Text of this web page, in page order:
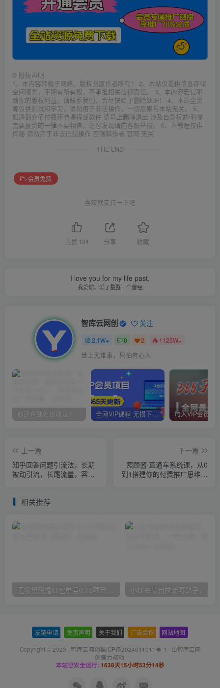
© 版权声明
1、本内容转载于网络，版权归原作者所有！ 2、本站仅提供信息存储
空间服务，不拥有所有权，不承担相关法律责任。 3、本内容若侵犯
到你的版权利益，请联系我们，会尽快给予删除处理！ 4、本站全资
源仅供测试和学习，请勿用于非法操作，一切后果与本站无关。 5、
如遇到充值付费环节课程或软件 请马上删除退出 涉及自身权益/利益
需要投资的一律不要相信，访客发现请向客服举报。 6、本教程仅供
揭秘 请勿用于非法违规操作 否则和作者 官网 无关
THE END
会员免费
喜欢就支持一下吧
点赞 124 分享 收藏
I love you for my life past.
我爱你，爱了整整一个曾经
智库云网创 关注
2.1W+ 0 2 1125W+
世上无难事，只怕有心人
你还在到处找项目？还在当韭菜？我靠卖项目一个月收入5万+，曾经我也是个失败者。 全网VIP课程 无损下载~
上一篇
知乎回答问题引流法，长期
被动引流，长尾流量，容易
下一篇
照顾酱·直通车系统课，从0
到1搭建你的付费推广思维，
相关推荐
无限接码撸红包单号0.75项目无偿分享给你【揭秘】
友链申请 免责声明 关于我们 广告合作 网站地图
Copyright © 2023 · 智库云网创黑ICP备2024031011号-1 · 由智库云网
创强力驱动.
本站已安全运行: 1638天15小时53分15秒